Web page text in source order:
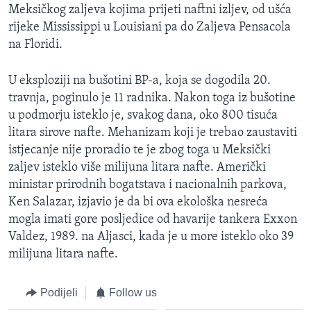
Meksičkog zaljeva kojima prijeti naftni izljev, od ušća
rijeke Mississippi u Louisiani pa do Zaljeva Pensacola
na Floridi.
U eksploziji na bušotini BP-a, koja se dogodila 20.
travnja, poginulo je 11 radnika. Nakon toga iz bušotine
u podmorju isteklo je, svakog dana, oko 800 tisuća
litara sirove nafte. Mehanizam koji je trebao zaustaviti
istjecanje nije proradio te je zbog toga u Meksički
zaljev isteklo više milijuna litara nafte. Američki
ministar prirodnih bogatstava i nacionalnih parkova,
Ken Salazar, izjavio je da bi ova ekološka nesreća
mogla imati gore posljedice od havarije tankera Exxon
Valdez, 1989. na Aljasci, kada je u more isteklo oko 39
milijuna litara nafte.
Podijeli Follow us